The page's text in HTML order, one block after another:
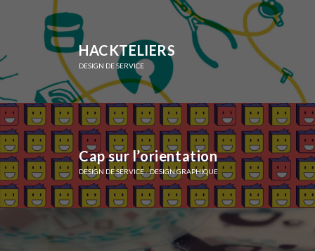
HACKTELIERS
DESIGN DE SERVICE
Cap sur l’orientation
DESIGN DE SERVICE/DESIGN GRAPHIQUE